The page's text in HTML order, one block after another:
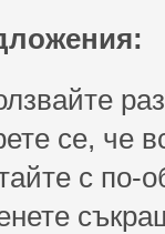
се, че
с по-